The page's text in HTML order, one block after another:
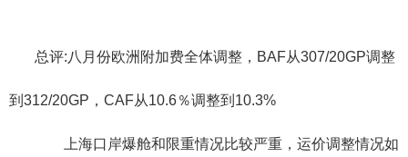
总评:八月份欧洲附加费全体调整，BAF从307/20GP调整
到312/20GP，CAF从10.6％调整到10.3%
上海口岸爆舱和限重情况比较严重，运价调整情况如